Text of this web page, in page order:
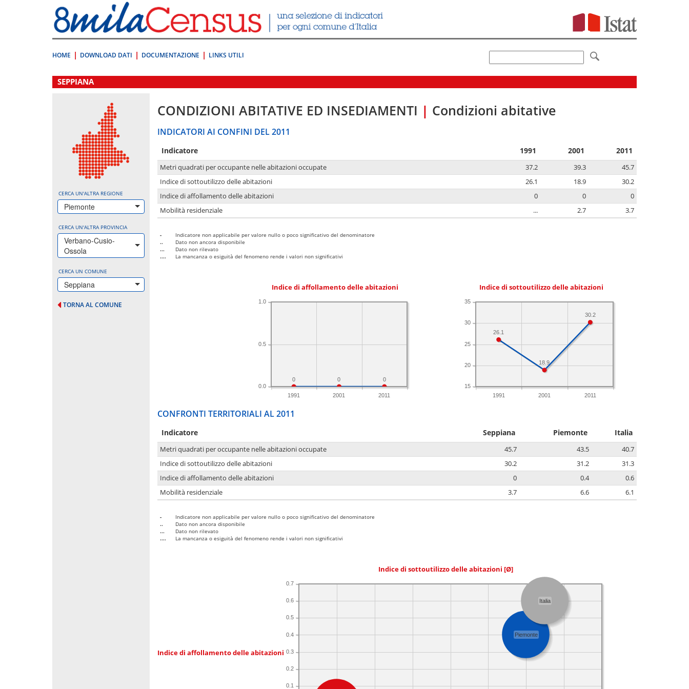
direttamente
a:
Contenuto
HOME DOWNLOAD DATI DOCUMENTAZIONE LINKS UTILI
.
SEPPIANA
CERCA UN'ALTRA REGIONE
Piemonte
CERCA UN'ALTRA PROVINCIA
Verbano-Cusio-
Ossola
CERCA UN COMUNE
Seppiana
TORNA AL COMUNE
CONDIZIONI ABITATIVE ED INSEDIAMENTI | Condizioni abitative
INDICATORI AI CONFINI DEL 2011
Indicatore 1991 2001 2011
Metri quadrati per occupante nelle abitazioni occupate 37.2 39.3
45.7
Indice di sottoutilizzo delle abitazioni
26.1 18.9
30.2
Indice di affollamento delle abitazioni
0 0
0
Mobilità residenziale
... 2.7 3.7
-
Indicatore non applicabile per valore nullo o poco significativo del denominatore
..
Dato non ancora disponibile
...
Dato non rilevato
....
La mancanza o esiguità del fenomeno rende i valori non significativi
Indice di affollamento delle abitazioni
1991 2001 2011
0.0
0.5
1.0
0
0
0
Indice di sottoutilizzo delle abitazioni
1991 2001 2011
15
20
25
30
35
30.2
18.9
26.1
CONFRONTI TERRITORIALI AL 2011
Indicatore Seppiana Piemonte Italia
Metri quadrati per occupante nelle abitazioni occupate 45.7 43.5
40.7
Indice di sottoutilizzo delle abitazioni
30.2 31.2
31.3
Indice di affollamento delle abitazioni
0 0.4
0.6
Mobilità residenziale
3.7 6.6 6.1
-
Indicatore non applicabile per valore nullo o poco significativo del denominatore
..
Dato non ancora disponibile
...
Dato non rilevato
....
La mancanza o esiguità del fenomeno rende i valori non significativi
Indice di sottoutilizzo delle abitazioni [Ø]
Indice di affollamento delle abitazioni
0.1
0.2
0.3
0.4
0.5
0.6
0.7
Piemonte
Italia